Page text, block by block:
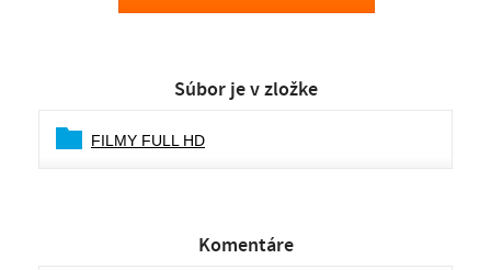
Súbor je v zložke
FILMY FULL HD
Komentáre